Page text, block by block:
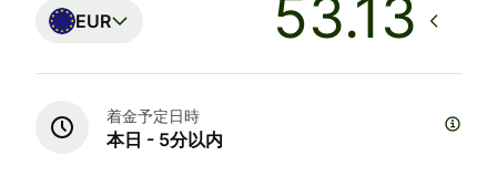
EUR
着金予定日時
本日 - 5分以内